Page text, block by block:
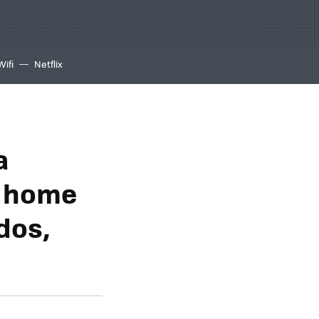
Netflix